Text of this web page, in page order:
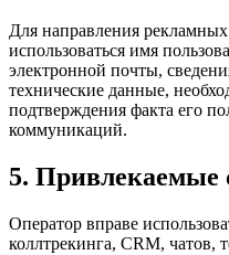
Для направления
использоваться имя
электронной почты,
технические данные,
подтверждения факта его
коммуникаций.
5. Привлекаемые
Оператор вправе
коллтрекинга, CRM, чатов,